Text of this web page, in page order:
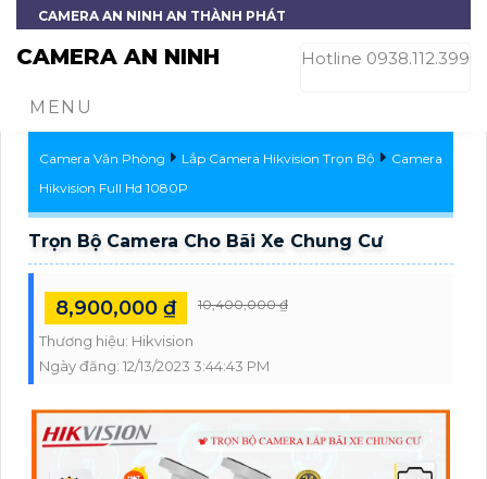
CAMERA AN NINH AN THÀNH PHÁT
CAMERA AN NINH Hotline 0938.112.399
MENU
Camera Văn Phòng Lắp Camera Hikvision Trọn Bộ
Camera
Hikvision Full Hd 1080P
Trọn Bộ Camera Cho Bãi Xe Chung Cư
8,900,000 ₫ 10,400,000 ₫
Thương hiệu: Hikvision
Ngày đăng: 12/13/2023 3:44:43 PM